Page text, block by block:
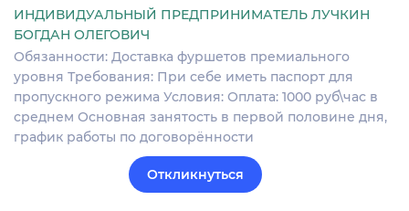
ИНДИВИДУАЛЬНЫЙ ПРЕДПРИНИМАТЕЛЬ ЛУЧКИН
БОГДАН ОЛЕГОВИЧ
Обязанности: Доставка фуршетов премиального
уровня Требования: При себе иметь паспорт для
пропускного режима Условия: Оплата: 1000 руб\час в
среднем Основная занятость в первой половине дня,
график работы по договорённости
Откликнуться